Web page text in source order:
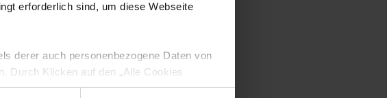
erforderlich sind, um diese Webseite
derer auch personenbezogene Daten von
Durch Klicken auf den „Alle Cookies
der entsprechenden Verarbeitung Ihrer